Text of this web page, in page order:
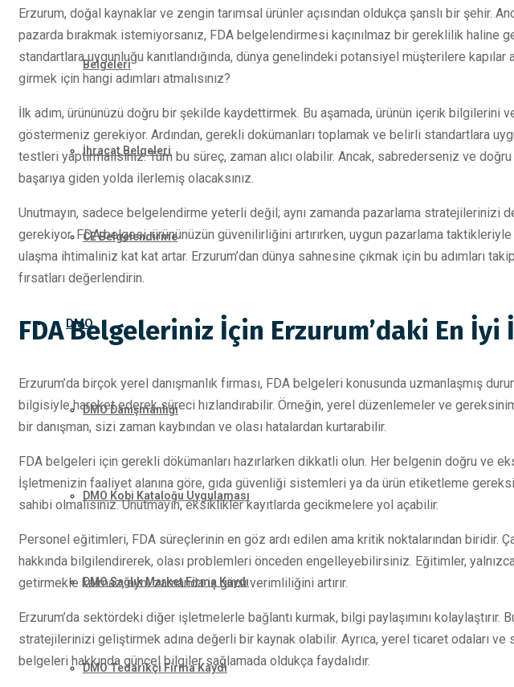
Belgeleri
İhracat Belgeleri
CE Belgelendirme
DMO
DMO Danışmanlığı
DMO Kobi Kataloğu Uygulaması
DMO Sağlık Market Firma Kaydı
DMO Tedarikçi Firma Kaydı
Erzurum, doğal kaynaklar ve zengin tarımsal ürünler açısından oldukça şanslı bir şehir.
pazarda bırakmak istemiyorsanız, FDA belgelendirmesi kaçınılmaz bir gereklilik haline
standartlara uygunluğu kanıtlandığında, dünya genelindeki potansiyel müşterilere kapılar
girmek için hangi adımları atmalısınız?
İlk adım, ürününüzü doğru bir şekilde kaydettirmek. Bu aşamada, ürünün içerik bilgilerini
göstermeniz gerekiyor. Ardından, gerekli dokümanları toplamak ve belirli standartlara
testleri yaptırmalısınız. Tüm bu süreç, zaman alıcı olabilir. Ancak, sabrederseniz ve
başarıya giden yolda ilerlemiş olacaksınız.
Unutmayın, sadece belgelendirme yeterli değil; aynı zamanda pazarlama stratejilerinizi
gerekiyor. FDA belgesi, ürününüzün güvenilirliğini artırırken, uygun pazarlama
ulaşma ihtimaliniz kat kat artar. Erzurum’dan dünya sahnesine çıkmak için bu adımları
fırsatları değerlendirin.
FDA Belgeleriniz İçin Erzurum’daki En İyi
Erzurum’da birçok yerel danışmanlık firması, FDA belgeleri konusunda uzmanlaşmış
bilgisiyle hareket ederek süreci hızlandırabilir. Örneğin, yerel düzenlemeler ve
bir danışman, sizi zaman kaybından ve olası hatalardan kurtarabilir.
FDA belgeleri için gerekli dökümanları hazırlarken dikkatli olun. Her belgenin doğru ve
İşletmenizin faaliyet alanına göre, gıda güvenliği sistemleri ya da ürün etiketleme
sahibi olmalısınız. Unutmayın, eksiklikler kayıtlarda gecikmelere yol açabilir.
Personel eğitimleri, FDA süreçlerinin en göz ardı edilen ama kritik noktalarından biridir.
hakkında bilgilendirerek, olası problemleri önceden engelleyebilirsiniz. Eğitimler,
getirmekle kalmaz, aynı zamanda iş gücü verimliliğini artırır.
Erzurum’da sektördeki diğer işletmelerle bağlantı kurmak, bilgi paylaşımını kolaylaştırır.
stratejilerinizi geliştirmek adına değerli bir kaynak olabilir. Ayrıca, yerel ticaret odaları ve
belgeleri hakkında güncel bilgiler sağlamada oldukça faydalıdır.